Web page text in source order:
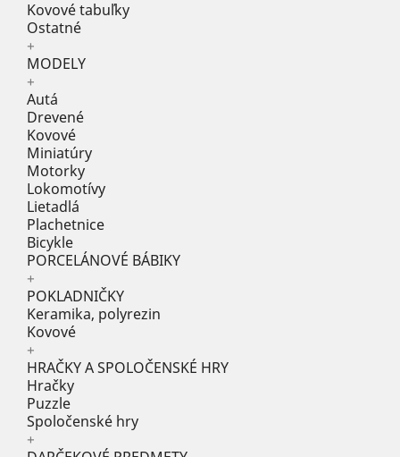
Kovové tabuľky
Ostatné
+
MODELY
+
Autá
Drevené
Kovové
Miniatúry
Motorky
Lokomotívy
Lietadlá
Plachetnice
Bicykle
PORCELÁNOVÉ BÁBIKY
+
POKLADNIČKY
Keramika, polyrezin
Kovové
+
HRAČKY A SPOLOČENSKÉ HRY
Hračky
Puzzle
Spoločenské hry
+